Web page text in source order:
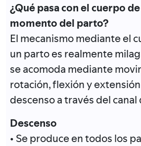
¿Qué pasa con el cuerpo
momento del parto?
El mecanismo mediante el
un parto es realmente
se acomoda mediante
rotación, flexión y
descenso a través del
Descenso
• Se produce en todos los